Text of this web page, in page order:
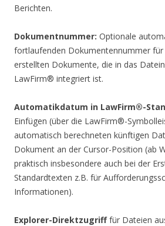
Berichten.
Dokumentnummer: Optionale
fortlaufenden Dokumentennummer für
erstellten Dokumente, die in das
LawFirm® integriert ist.
Automatikdatum in LawFirm®-
Einfügen (über die LawFirm®-
automatisch berechneten künftigen
Dokument an der Cursor-Position (ab
praktisch insbesondere auch bei der
Standardtexten z.B. für
Informationen).
Explorer-Direktzugrifffür Dateien